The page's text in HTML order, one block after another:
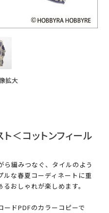
拡大
＜コットンフィール
編みつなぐ、タイルのよう
ルな春夏コーディネートに重
おしゃれが楽しめます。
ードPDFのカラーコピーで